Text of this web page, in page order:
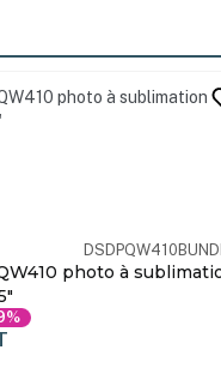
QW410 + WCM PLUS +
Sac transport